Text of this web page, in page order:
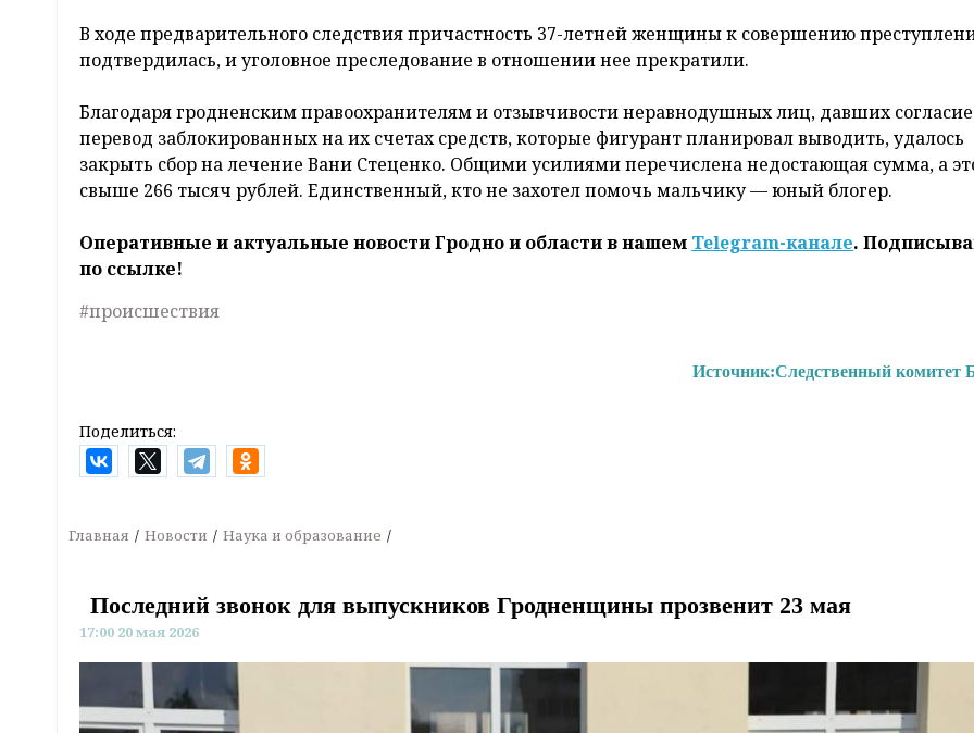
В ходе предварительного следствия причастность 37-летней женщины к совершению
подтвердилась, и уголовное преследование в отношении нее прекратили.
Благодаря гродненским правоохранителям и отзывчивости неравнодушных лиц, давших
перевод заблокированных на их счетах средств, которые фигурант планировал выводить, удалось
закрыть сбор на лечение Вани Стеценко. Общими усилиями перечислена недостающая сумма, а
свыше 266 тысяч рублей. Единственный, кто не захотел помочь мальчику — юный блогер.
Оперативные и актуальные новости Гродно и области в нашем Telegram-канале.
по ссылке!
#происшествия
Источник:Следственный комитет
Поделиться:
Главная Новости Наука и образование
Последний звонок для выпускников Гродненщины прозвенит 23 мая
17:00 20 мая 2026